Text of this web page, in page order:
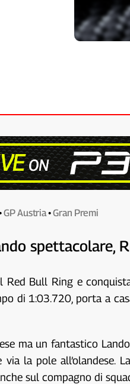
GP Austria•Gran Premi
spettacolare,
Bull Ring e
di 1:03.720, porta a
ma un fantastico
la pole all’olandese.
sul compagno di